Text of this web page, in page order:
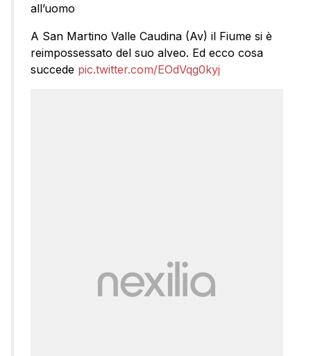
all’uomo
A San Martino Valle Caudina (Av) il Fiume si è
reimpossessato del suo alveo. Ed ecco cosa
succede pic.twitter.com/EOdVqg0kyj